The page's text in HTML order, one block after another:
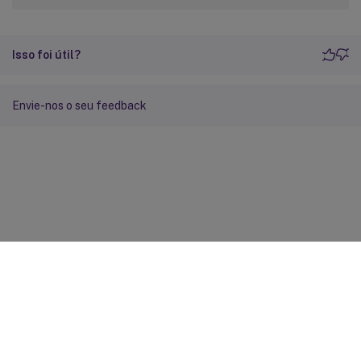
Isso foi útil?
Envie-nos o seu feedback